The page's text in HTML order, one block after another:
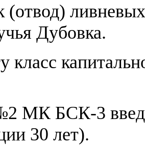
(отвод)
Дубовка.
класс
МК БСК-3
30 лет).